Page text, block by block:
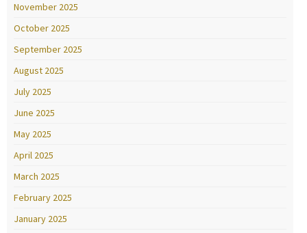
November 2025
October 2025
September 2025
August 2025
July 2025
June 2025
May 2025
April 2025
March 2025
February 2025
January 2025